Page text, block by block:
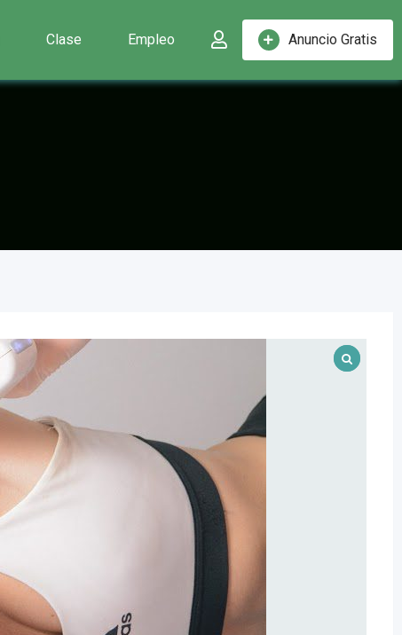
Anuncio Gratis
Clase Empleo